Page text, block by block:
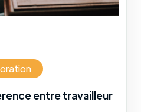
entre travailleur